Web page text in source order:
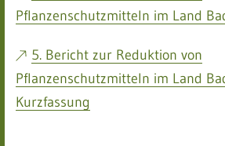
Pflanzenschutzmitteln im Land
5. Bericht zur Reduktion von
Pflanzenschutzmitteln im Land
Kurzfassung